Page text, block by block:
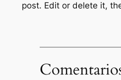
post. Edit or delete it,